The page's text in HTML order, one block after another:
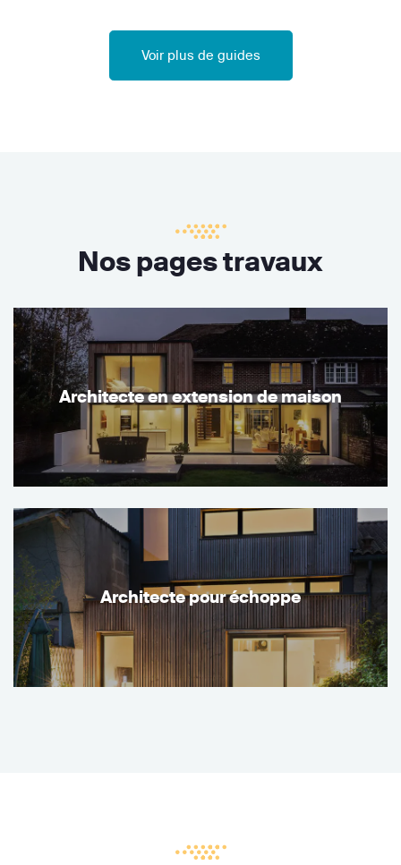
Voir plus de guides
Nos pages travaux
Architecte en extension de maison
Architecte pour échoppe